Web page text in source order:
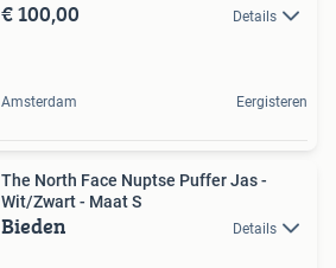
€ 100,00 Details
Amsterdam Eergisteren
The North Face Nuptse Puffer Jas -
Wit/Zwart - Maat S
Bieden Details